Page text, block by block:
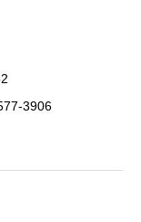
3906